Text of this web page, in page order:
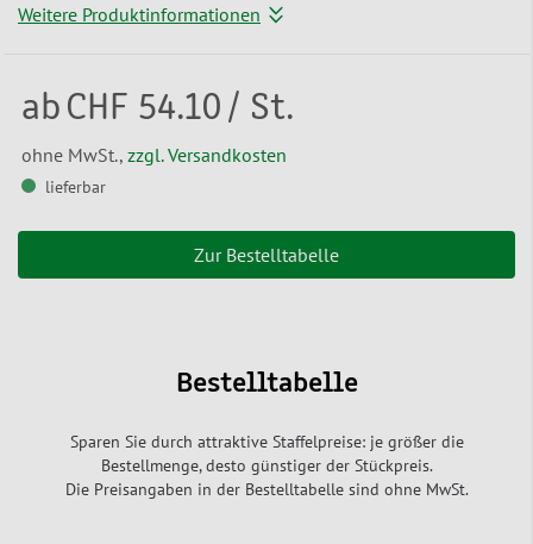
Weitere Produktinformationen
ab CHF 54.10 / St.
ohne MwSt., zzgl. Versandkosten
lieferbar
Zur Bestelltabelle
Bestelltabelle
Sparen Sie durch attraktive Staffelpreise: je größer die
Bestellmenge, desto günstiger der Stückpreis.
Die Preisangaben in der Bestelltabelle sind ohne MwSt.